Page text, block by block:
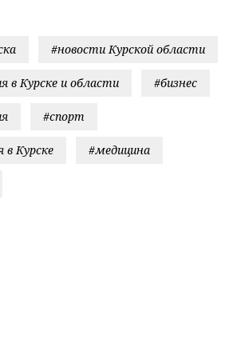
#новости Курской области
в Курске и области #бизнес
#спорт
в Курске #медицина